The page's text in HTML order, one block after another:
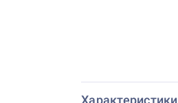
Характеристики